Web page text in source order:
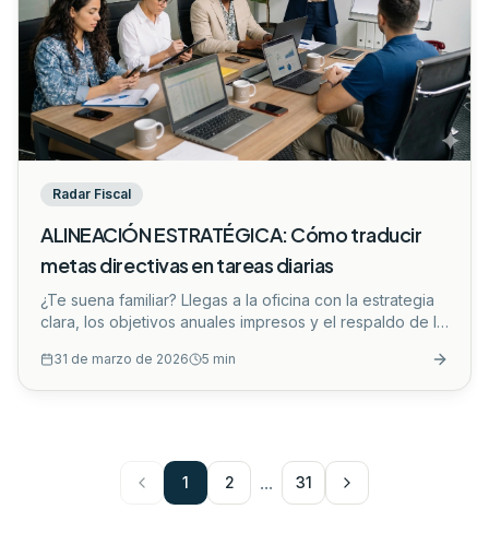
Radar Fiscal
ALINEACIÓN ESTRATÉGICA: Cómo traducir
metas directivas en tareas diarias
¿Te suena familiar? Llegas a la oficina con la estrategia
clara, los objetivos anuales impresos y el respaldo de la
tu equipo está sumergido en una operatividad que no
mueve la aguja de los resultados. Es la desalineación:
31 de marzo de 2026 5 min
1 2 ... 31